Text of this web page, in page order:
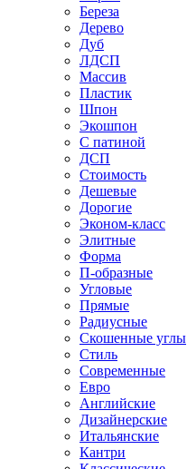
Береза
Дерево
Дуб
ЛДСП
Массив
Пластик
Шпон
Экошпон
С патиной
ДСП
Стоимость
Дешевые
Дорогие
Эконом-класс
Элитные
Форма
П-образные
Угловые
Прямые
Радиусные
Скошенные углы
Стиль
Современные
Евро
Английские
Дизайнерские
Итальянские
Кантри